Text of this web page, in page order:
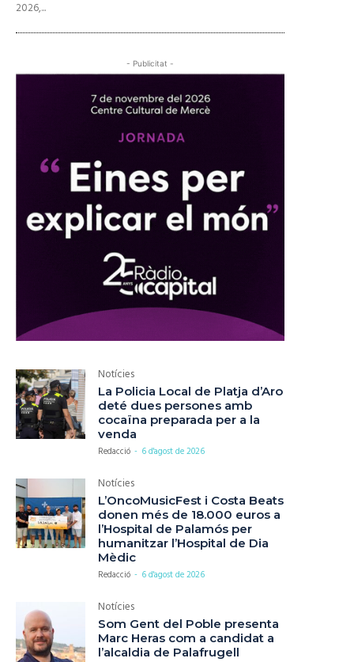
2026,...
- Publicitat -
Notícies
La Policia Local de Platja d’Aro
deté dues persones amb
cocaïna preparada per a la
venda
Redacció - 6 d'agost de 2026
Notícies
L’OncoMusicFest i Costa Beats
donen més de 18.000 euros a
l’Hospital de Palamós per
humanitzar l’Hospital de Dia
Mèdic
Redacció - 6 d'agost de 2026
Notícies
Som Gent del Poble presenta
Marc Heras com a candidat a
l’alcaldia de Palafrugell